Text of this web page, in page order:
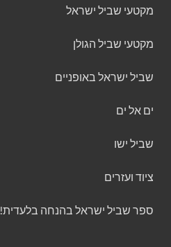
מקטעי שביל ישראל
מקטעי שביל הגולן
שביל ישראל באופניים
ים אל ים
שביל ישו
ציוד ועזרים
ספר שביל ישראל בהנחה בלעדית!